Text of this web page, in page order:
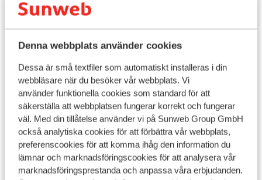
Denna webbplats använder cookies
Dessa är små textfiler som automatiskt installeras i din
webbläsare när du besöker vår webbplats. Vi
använder funktionella cookies som standard för att
säkerställa att webbplatsen fungerar korrekt och fungerar
väl. Med din tillåtelse använder vi på Sunweb Group GmbH
också analytiska cookies för att förbättra vår webbplats,
preferenscookies för att komma ihåg den information du
lämnar och marknadsföringscookies för att analysera vår
marknadsföringsprestanda och anpassa våra erbjudanden.